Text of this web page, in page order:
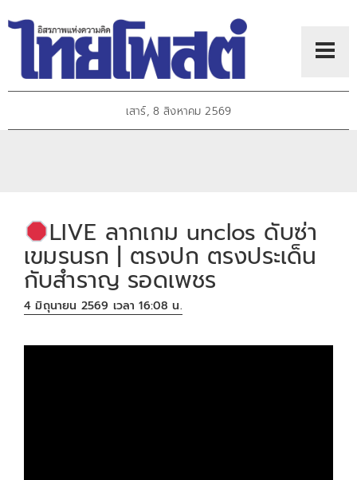
เสาร์, 8 สิงหาคม 2569
LIVE ลากเกม unclos ดับซ่า
เขมรนรก | ตรงปก ตรงประเด็น
กับสำราญ รอดเพชร
4 มิถุนายน 2569 เวลา 16:08 น.